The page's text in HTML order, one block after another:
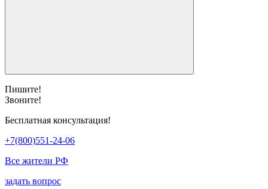
Пишите!
Звоните!
Бесплатная консультация!
+7(800)551-24-06
Все жители РФ
задать вопрос